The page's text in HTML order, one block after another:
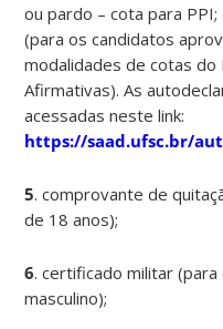
ou pardo – cota para
(para os candidatos
modalidades de cotas do
Afirmativas). As
acessadas neste link:
https://saad.ufsc.br/
5. comprovante de
de 18 anos);
6. certificado militar
masculino);